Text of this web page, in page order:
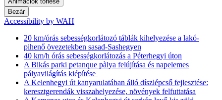
Bezár
Accessibility by WAH
20 km/órás sebességkorlátozó táblák kihelyezése a lakó-
pihenő övezetekben sasad-Sashegyen
40 km/h órás sebességkorlátozás a Péterhegyi úton
A Bikás parki petanque pàlya felújítása és napelemes
pályavilágítás kiépítése
A Kelenhegyi út kanyarulatában álló díszlépcső fejlesztése:
keresztgerendák visszahelyezése, növények felfuttatása